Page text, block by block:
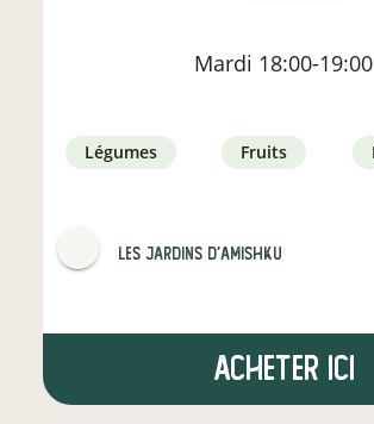
Mardi 18:00-19:00
légumes fruits
Les jardins d'Amishku
Acheter ici